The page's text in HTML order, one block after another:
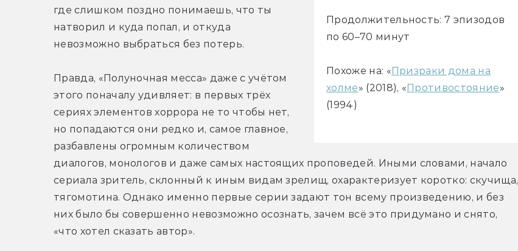
Продолжительность: 7 эпизодов
по 60–70 минут
Похоже на: « Призраки дома на
холме» (2018), « Противостояние»
(1994)
где слишком поздно понимаешь, что ты
натворил и куда попал, и откуда
невозможно выбраться без потерь.
Правда, «Полуночная месса» даже с учётом
этого поначалу удивляет: в первых трёх
сериях элементов хоррора не то чтобы нет,
но попадаются они редко и, самое главное,
разбавлены огромным количеством
диалогов, монологов и даже самых настоящих проповедей. Иными словами, начало
сериала зритель, склонный к иным видам зрелищ, охарактеризует коротко: скучища,
тягомотина. Однако именно первые серии задают тон всему произведению, и без
них было бы совершенно невозможно осознать, зачем всё это придумано и снято,
«что хотел сказать автор».